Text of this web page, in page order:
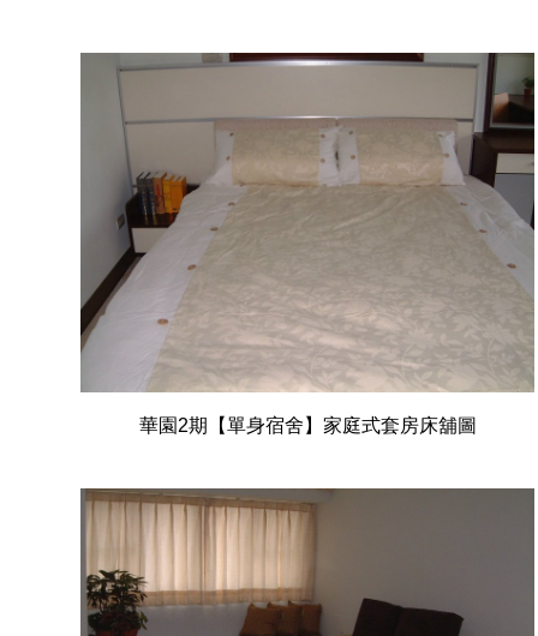
華園2期【單身宿舍】家庭式套房床舖圖